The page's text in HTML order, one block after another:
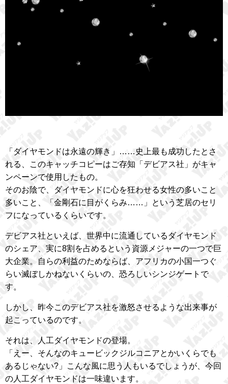
「ダイヤモンドは永遠の輝き」……史上最も成功したとさ
れる、このキャッチコピーはご存知「デビアス社」がキャ
ンペーンで使用したもの。
そのお陰で、ダイヤモンドに心を狂わせる女性の多いこと
多いこと、「金剛石に目がくらみ……」という芝居のセリ
フになっているくらいです。
デビアス社といえば、世界中に流通しているダイヤモンド
のシェア、実に8割を占めるという資源メジャーの一つで巨
大企業。自らの利益のためならば、アフリカの小国一つぐ
らい滅ぼしかねないくらいの、恐ろしいシンジゲートで
す。
しかし、昨今このデビアス社を激怒させるような出来事が
起こっているのです。
それは、人工ダイヤモンドの登場。
「えー、そんなのキュービックジルコニアとかいくらでも
あるじゃない?」こんな風に思う人もいるでしょうが、今回
の人工ダイヤモンドは一味違います。